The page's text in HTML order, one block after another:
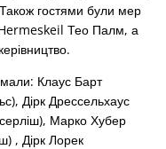
гостями були мер
Тео Палм, а
Клаус Барт
Дірк Дрессельхаус
Марко Хубер
, Дірк Лорек